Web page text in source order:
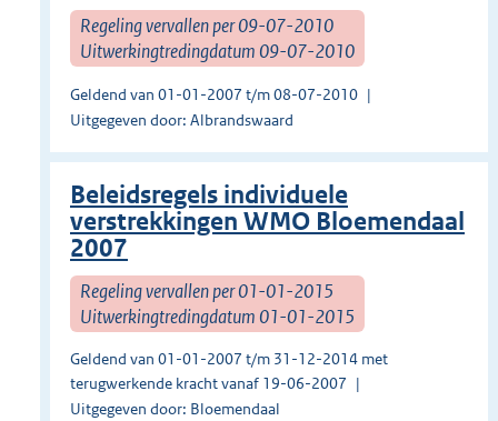
Regeling vervallen per 09-07-2010
Uitwerkingtredingdatum 09-07-2010
Geldend van 01-01-2007 t/m 08-07-2010
Uitgegeven door: Albrandswaard
Beleidsregels individuele
verstrekkingen WMO Bloemendaal
2007
Regeling vervallen per 01-01-2015
Uitwerkingtredingdatum 01-01-2015
Geldend van 01-01-2007 t/m 31-12-2014 met
terugwerkende kracht vanaf 19-06-2007
Uitgegeven door: Bloemendaal